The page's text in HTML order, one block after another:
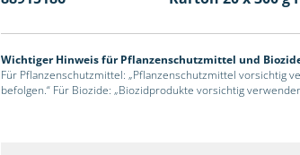
Wichtiger Hinweis für Pflanzenschutzmittel und
Für Pflanzenschutzmittel: „Pflanzenschutzmittel vorsichtig
befolgen.“ Für Biozide: „Biozidprodukte vorsichtig